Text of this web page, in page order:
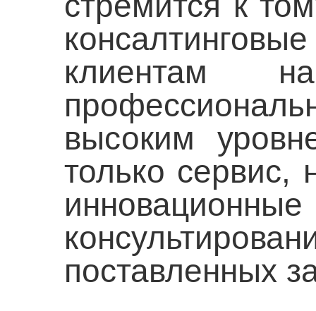
клиентам
высоким
только сервис,
поставленных